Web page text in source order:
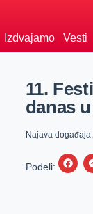
Izdvajamo Vesti
11.
danas
Najava događaja,
Podeli:
F